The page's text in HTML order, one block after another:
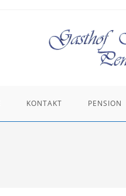
KONTAKT PENSION